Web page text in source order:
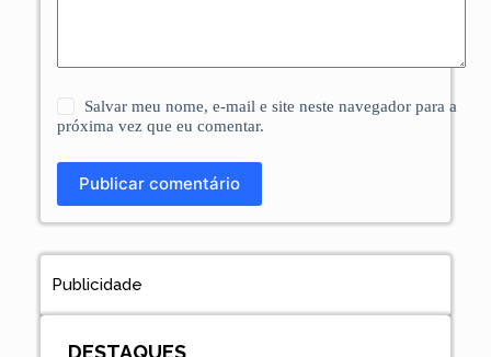
Salvar meu nome, e-mail e site neste navegador para a
próxima vez que eu comentar.
Publicar comentário
Publicidade
DESTAQUES